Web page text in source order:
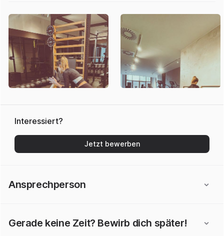
Interessiert?
Jetzt bewerben
Ansprechperson
Gerade keine Zeit? Bewirb dich später!